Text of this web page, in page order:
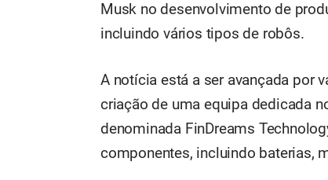
Musk no desenvolvimento de
incluindo vários tipos de robôs.
A notícia está a ser avançada por
criação de uma equipa dedicada
denominada FinDreams
componentes, incluindo baterias,